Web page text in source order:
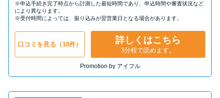
※申込手続き完了時点から計測した最短時間であり、申込時間や審査状況など
により異なります。
※受付時間によっては、振り込みが翌営業日となる場合があります。
口コミを見る（10件） 詳しくはこちら
3分程で読めます。
Promotion by アイフル